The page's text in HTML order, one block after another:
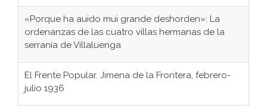
«Porque ha auido mui grande deshorden»: La
ordenanzas de las cuatro villas hermanas de la
serranía de Villaluenga
El Frente Popular. Jimena de la Frontera, febrero-
julio 1936